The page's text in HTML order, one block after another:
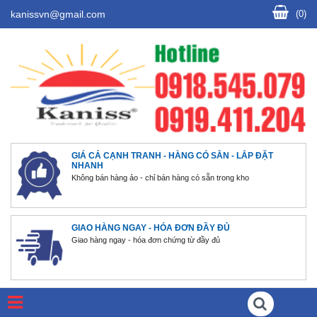
+ Bộ xả Lavabo
+ Vòi hồ
+ Tay sen tắm
+ Vòi xịt vệ sinh
+ Gương nhập khẩu từ Indonesia/
Gia công tại Việt Nam
+ Bồn tiểu nam
+ Chậu rửa chén Inox/ SUS 304
+ Sen tắm
+ Vòi Lavabo
+ Vòi rửa chén
kanissvn@gmail.com (0)
GIÁ CẢ CẠNH TRANH - HÀNG CÓ SẴN - LẮP ĐẶT
NHANH
Không bán hàng ảo - chỉ bán hàng có sẵn trong kho
GIAO HÀNG NGAY - HÓA ĐƠN ĐẦY ĐỦ
Giao hàng ngay - hóa đơn chứng từ đầy đủ
Menu